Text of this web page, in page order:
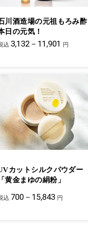
川酒造場の元祖もろみ酢
日の元気！
込 3,132－11,901 円
カットシルクパウダー
「黄金まゆの絹粉」
込 700－15,843 円